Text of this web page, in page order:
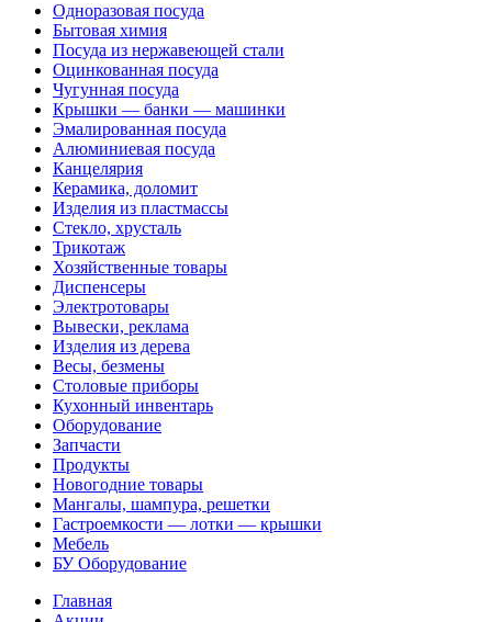
Одноразовая посуда
Бытовая химия
Посуда из нержавеющей стали
Оцинкованная посуда
Чугунная посуда
Крышки — банки — машинки
Эмалированная посуда
Алюминиевая посуда
Канцелярия
Керамика, доломит
Изделия из пластмассы
Стекло, хрусталь
Трикотаж
Хозяйственные товары
Диспенсеры
Электротовары
Вывески, реклама
Изделия из дерева
Весы, безмены
Столовые приборы
Кухонный инвентарь
Оборудование
Запчасти
Продукты
Новогодние товары
Мангалы, шампура, решетки
Гастроемкости — лотки — крышки
Мебель
БУ Оборудование
Главная